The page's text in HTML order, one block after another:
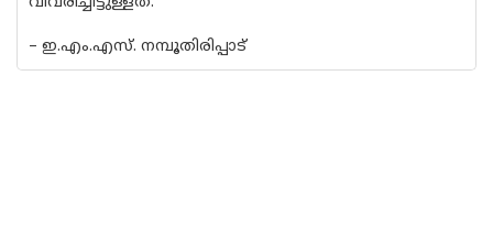
– ഇ.എം.എസ്. നമ്പൂതിരിപ്പാട്